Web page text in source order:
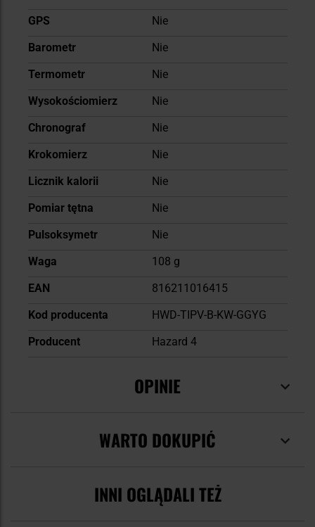
GPS
Nie
Barometr
Nie
Termometr
Nie
Wysokościomierz
Nie
Chronograf
Nie
Krokomierz
Nie
Licznik kalorii
Nie
Pomiar tętna
Nie
Pulsoksymetr
Nie
Waga
108 g
EAN
816211016415
Kod producenta
HWD-TIPV-B-KW-GGYG
Producent
Hazard 4
OPINIE
WARTO DOKUPIĆ
INNI OGLĄDALI TEŻ